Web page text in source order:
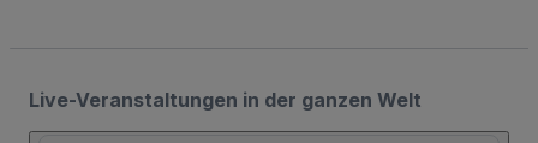
Live-Veranstaltungen in der ganzen Welt